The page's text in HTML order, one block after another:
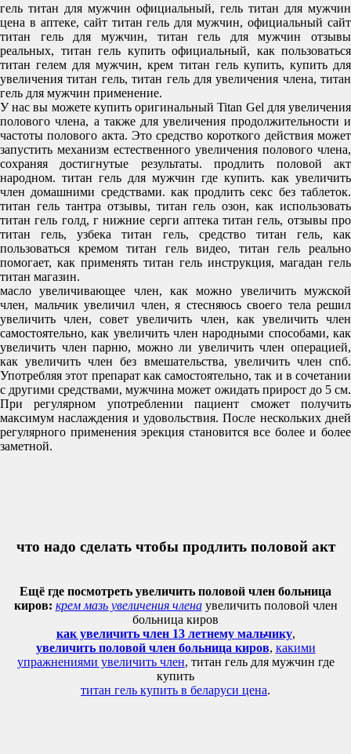
гель титан для мужчин официальный, гель титан для мужчин
цена в аптеке, сайт титан гель для мужчин, официальный сайт
титан гель для мужчин, титан гель для мужчин отзывы
реальных, титан гель купить официальный, как пользоваться
титан гелем для мужчин, крем титан гель купить, купить для
увеличения титан гель, титан гель для увеличения члена, титан
гель для мужчин применение.
У нас вы можете купить оригинальный Titan Gel для увеличения
полового члена, а также для увеличения продолжительности и
частоты полового акта. Это средство короткого действия может
запустить механизм естественного увеличения полового члена,
сохраняя достигнутые результаты. продлить половой акт
народном. титан гель для мужчин где купить. как увеличить
член домашними средствами. как продлить секс без таблеток.
титан гель тантра отзывы, титан гель озон, как использовать
титан гель голд, г нижние серги аптека титан гель, отзывы про
титан гель, узбека титан гель, средство титан гель, как
пользоваться кремом титан гель видео, титан гель реально
помогает, как применять титан гель инструкция, магадан гель
титан магазин.
масло увеличивающее член, как можно увеличить мужской
член, мальчик увеличил член, я стесняюсь своего тела решил
увеличить член, совет увеличить член, как увеличить член
самостоятельно, как увеличить член народными способами, как
увеличить член парню, можно ли увеличить член операцией,
как увеличить член без вмешательства, увеличить член спб.
Употребляя этот препарат как самостоятельно, так и в сочетании
с другими средствами, мужчина может ожидать прирост до 5 см.
При регулярном употреблении пациент сможет получить
максимум наслаждения и удовольствия. После нескольких дней
регулярного применения эрекция становится все более и более
заметной.
что надо сделать чтобы продлить половой акт
Ещё где посмотреть увеличить половой член больница
киров: крем мазь увеличения членаувеличить половой член
больница киров
как увеличить член 13 летнему мальчику,
увеличить половой член больница киров, какими
упражнениями увеличить член, титан гель для мужчин где
купить
титан гель купить в беларуси цена.